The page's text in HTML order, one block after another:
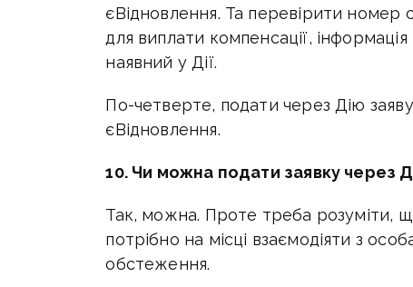
єВідновлення. Та перевірити номер
для виплати компенсації,
наявний у Дії.
По-четверте, подати через Дію
єВідновлення.
10. Чи можна подати заявку через
Так, можна. Проте треба розуміти,
потрібно на місці взаємодіяти з
обстеження.